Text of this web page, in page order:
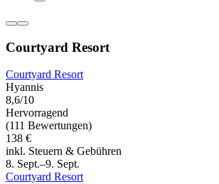
Courtyard Resort
Courtyard Resort
Hyannis
8,6/10
Hervorragend
(111 Bewertungen)
138 €
inkl. Steuern & Gebühren
8. Sept.–9. Sept.
Courtyard Resort